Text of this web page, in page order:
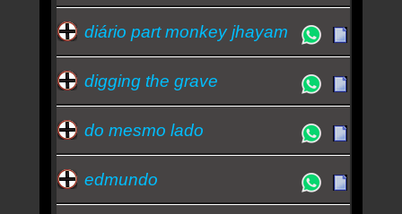
diário part monkey jhayam
digging the grave
do mesmo lado
edmundo